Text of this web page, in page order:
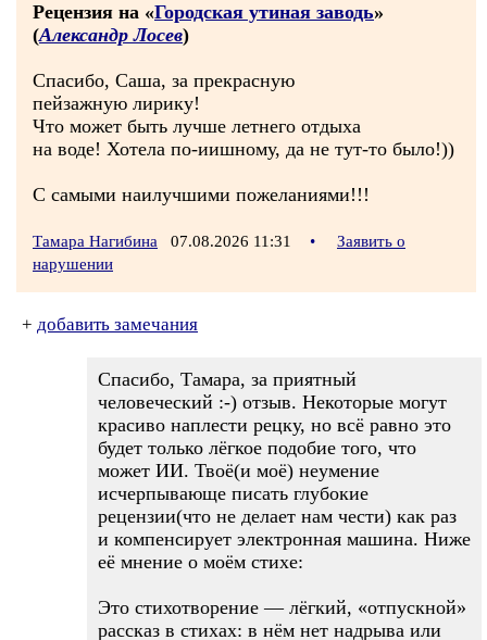
Рецензия на «Городская утиная заводь»
(Александр Лосев)
Спасибо, Саша, за прекрасную
пейзажную лирику!
Что может быть лучше летнего отдыха
на воде! Хотела по-иишному, да не тут-то было!))
С самыми наилучшими пожеланиями!!!
Тамара Нагибина 07.08.2026 11:31 •
Заявить о
нарушении
+ добавить замечания
Спасибо, Тамара, за приятный
человеческий :-) отзыв. Некоторые могут
красиво наплести рецку, но всё равно это
будет только лёгкое подобие того, что
может ИИ. Твоё(и моё) неумение
исчерпывающе писать глубокие
рецензии(что не делает нам чести) как раз
и компенсирует электронная машина. Ниже
её мнение о моём стихе:
Это стихотворение — лёгкий, «отпускной»
рассказ в стихах: в нём нет надрыва или